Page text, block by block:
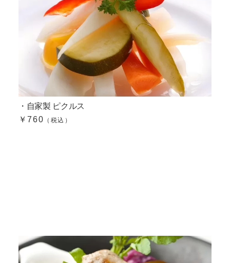
・自家製 ピクルス
￥760 （税込）